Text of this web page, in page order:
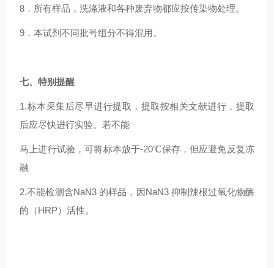
8 ．所有样品，洗涤液和各种废弃物都应按传染物处理。
9 ．本试剂不同批号组分不得混用。
七、特别提醒
1.标本采集后尽早进行提取，提取按相关文献进行，提取
后应尽快进行实验。若不能
马上进行试验，可将标本放于-20℃保存，但应避免反复冻
融
2.不能检测含NaN3 的样品，因NaN3 抑制辣根过氧化物酶
的（HRP）活性。